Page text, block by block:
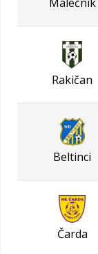
Rakičan
Beltinci
Čarda